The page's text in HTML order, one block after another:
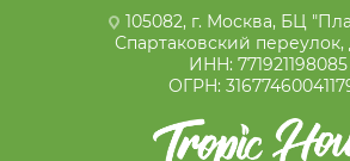
105082, г. Москва, БЦ
Спартаковский переулок,
ИНН: 771921198085
ОГРН: